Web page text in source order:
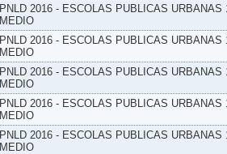
PNLD 2016 - ESCOLAS PUBLICAS URBANAS
MEDIO
PNLD 2016 - ESCOLAS PUBLICAS URBANAS
MEDIO
PNLD 2016 - ESCOLAS PUBLICAS URBANAS
MEDIO
PNLD 2016 - ESCOLAS PUBLICAS URBANAS
MEDIO
PNLD 2016 - ESCOLAS PUBLICAS URBANAS
MEDIO